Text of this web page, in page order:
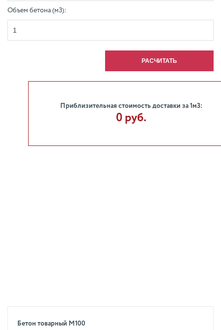
Объем бетона (м3):
Приблизительная стоимость доставки за 1м3:
0 руб.
Бетон товарный М100